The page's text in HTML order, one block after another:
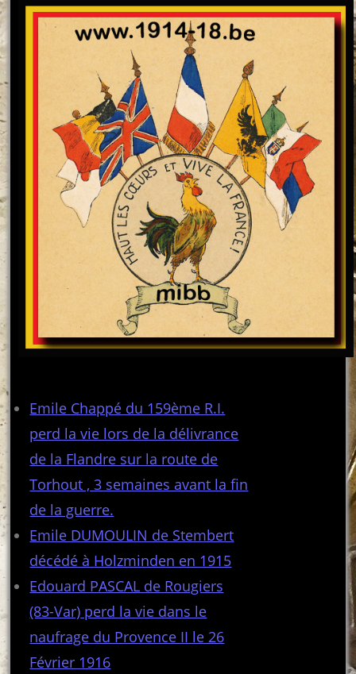
Emile Chappé du 159ème R.I.
perd la vie lors de la délivrance
de la Flandre sur la route de
Torhout , 3 semaines avant la fin
de la guerre.
Emile DUMOULIN de Stembert
décédé à Holzminden en 1915
Edouard PASCAL de Rougiers
(83-Var) perd la vie dans le
naufrage du Provence II le 26
Février 1916